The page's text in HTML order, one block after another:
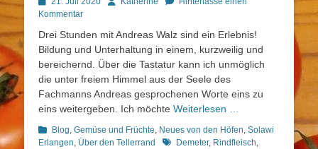
on
Kommentar
Drei Stunden mit Andreas Walz sind ein Erlebnis!
Bildung und Unterhaltung in einem, kurzweilig und
bereichernd. Über die Tastatur kann ich unmöglich
die unter freiem Himmel aus der Seele des
Fachmanns Andreas gesprochenen Worte eins zu
eins weitergeben. Ich möchte Weiterlesen …
Kategorien
Blog, Gemüse und Früchte, Neues von den Höfen, Solawi
Erlangen, Über den Tellerrand Schlagworte
Demeter, Rindfleisch,